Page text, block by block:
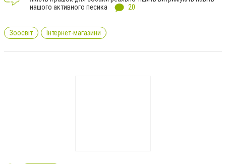
нашого активного песика
20
Зоосвіт Інтернет-магазини